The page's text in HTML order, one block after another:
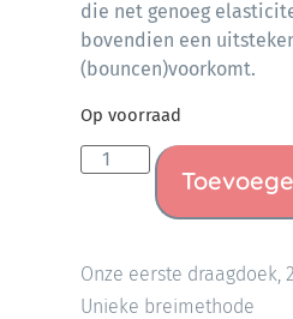
die net genoeg
bovendien een
(bouncen)voorkomt.
Op voorraad
Onze eerste draagdoek,
Unieke breimethode